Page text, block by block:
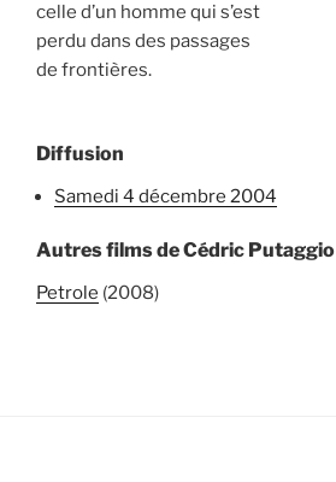
celle d’un homme qui s’est
perdu dans des passages
de frontières.
Diffusion
samedi 4 décembre 2004
Autres films de Cédric Putaggio
Petrole (2008)